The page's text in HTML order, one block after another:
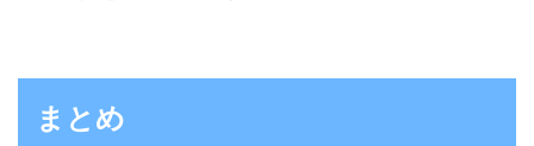
まとめ